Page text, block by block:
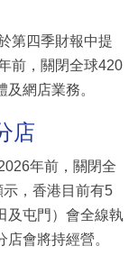
第四季財報中提
前，關閉全球420
網店業務。
店
年前，關閉全
，香港目前有5
及屯門）會全線執
會將持經營。